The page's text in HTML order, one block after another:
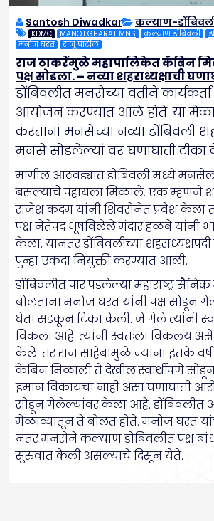
Santosh Diwadkar कल्याण-
KDMC MANOJ GHARAT MNS कल्याण डोंबिवली
मनोज घरत
राजू पाटील
राज ठाकरेंमुळे महापालिकेत कॅबिन
पक्ष सोडला. – नव्या शहराध्यक्षाची
डोंबिवलीत मनसेच्या वतीने
आयोजन करण्यात आले होते. या
करताना मनसेच्या नव्या डोंबिवली
मनसे सोडलेल्यां वर घणाघाती टीका
मागील आठवड्यात डोंबिवली मध्ये
बसल्याचे पहायला मिळाले. एक म्हणजे
राजेश कदम यांनी शिवसेनेत प्रवेश केला
पक्ष नेतेपद भूषविलेले मंदार हळबे यांनी
केला. यानंतर डोंबिवलीच्या
पुन्हा एकदा नियुक्ती करण्यात आली.
डोंबिवलीत पार पडलेल्या महाराष्ट्र
बोलताना मनोज घरत यांनी पक्ष सोडून
घेता सडकून टिका केली. जे गेले त्यांनी
विकला आहे. त्यांनी स्वतःला विकलंय असे
केले. तर राज साहेबांमुळे ज्यांना इतके
केबिन मिळाली ते देखील स्वार्थीपणे
इमान विकायचा नाही असा घणाघाती
सोडून गेलेल्यांवर केला आहे. डोंबिवलीत
मेळाव्यातून ते बोलत होते. मनोज घरत
नंतर मनसेने कल्याण डोंबिवलीत पक्ष
सुरुवात केली असल्याचे दिसून येते.